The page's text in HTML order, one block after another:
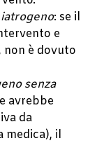
: se il
e
non è dovuto
senza
avrebbe
da
medica), il